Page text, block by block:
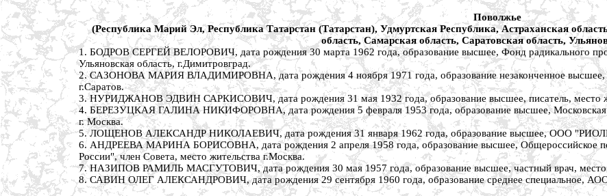
Поволжье
(Республика Марий Эл, Республика Татарстан (Татарстан), Удмуртская Республика, Астраханская
область, Самарская область, Саратовская область,
1. БОДРОВ СЕРГЕЙ ВЕЛОРОВИЧ, дата рождения 30 марта 1962 года, образование высшее, Фонд радикального
Ульяновская область, г.Димитровград.
2. САЗОНОВА МАРИЯ ВЛАДИМИРОВНА, дата рождения 4 ноября 1971 года, образование незаконченное высшее,
г.Саратов.
3. НУРИДЖАНОВ ЭДВИН САРКИСОВИЧ, дата рождения 31 мая 1932 года, образование высшее, писатель, место
4. БЕРЕЗУЦКАЯ ГАЛИНА НИКИФОРОВНА, дата рождения 5 февраля 1953 года, образование высшее, Московская
г. Москва.
5. ЛОЩЕНОВ АЛЕКСАНДР НИКОЛАЕВИЧ, дата рождения 31 января 1962 года, образование высшее, ООО "РИОЛИ",
6. АНДРЕЕВА МАРИНА БОРИСОВНА, дата рождения 2 апреля 1958 года, образование высшее, Общероссийское
России", член Совета, место жительства г.Москва.
7. НАЗИПОВ РАМИЛЬ МАСГУТОВИЧ, дата рождения 30 мая 1957 года, образование высшее, частный врач, место
8. САВИН ОЛЕГ АЛЕКСАНДРОВИЧ, дата рождения 29 сентября 1960 года, образование среднее специальное,